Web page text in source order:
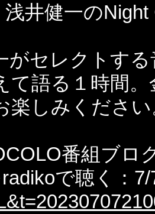
井健一のNight
がセレクトす
て語る１時間
楽しみくださ
番組ブロ
radikoで聴く：